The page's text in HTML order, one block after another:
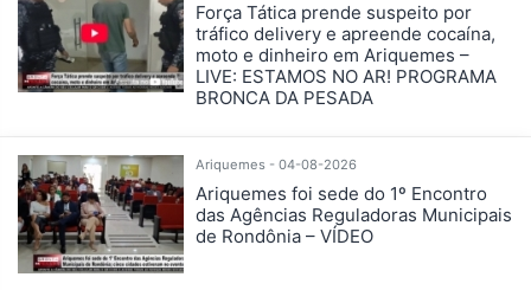
Força Tática prende suspeito por
tráfico delivery e apreende cocaína,
moto e dinheiro em Ariquemes –
LIVE: ESTAMOS NO AR! PROGRAMA
BRONCA DA PESADA
Ariquemes - 04-08-2026
Ariquemes foi sede do 1º Encontro
das Agências Reguladoras Municipais
de Rondônia – VÍDEO